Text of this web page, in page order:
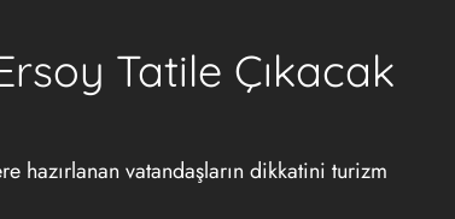
Tatile Çıkacak
hazırlanan vatandaşların dikkatini turizm